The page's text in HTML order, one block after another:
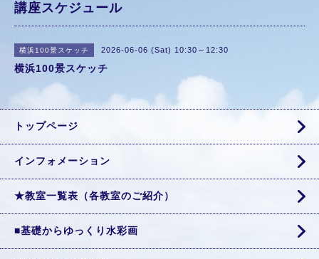
講座スケジュール
横浜100景スケッチ 2026-06-06 (Sat) 10:30～12:30
横浜100景スケッチ
トップページ
インフォメーション
★教室一覧表（各教室のご紹介）
■基礎からゆっくり水彩画